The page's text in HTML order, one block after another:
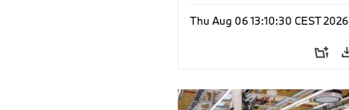
Локации
Thu Aug 06 13:10:30 CEST 2026